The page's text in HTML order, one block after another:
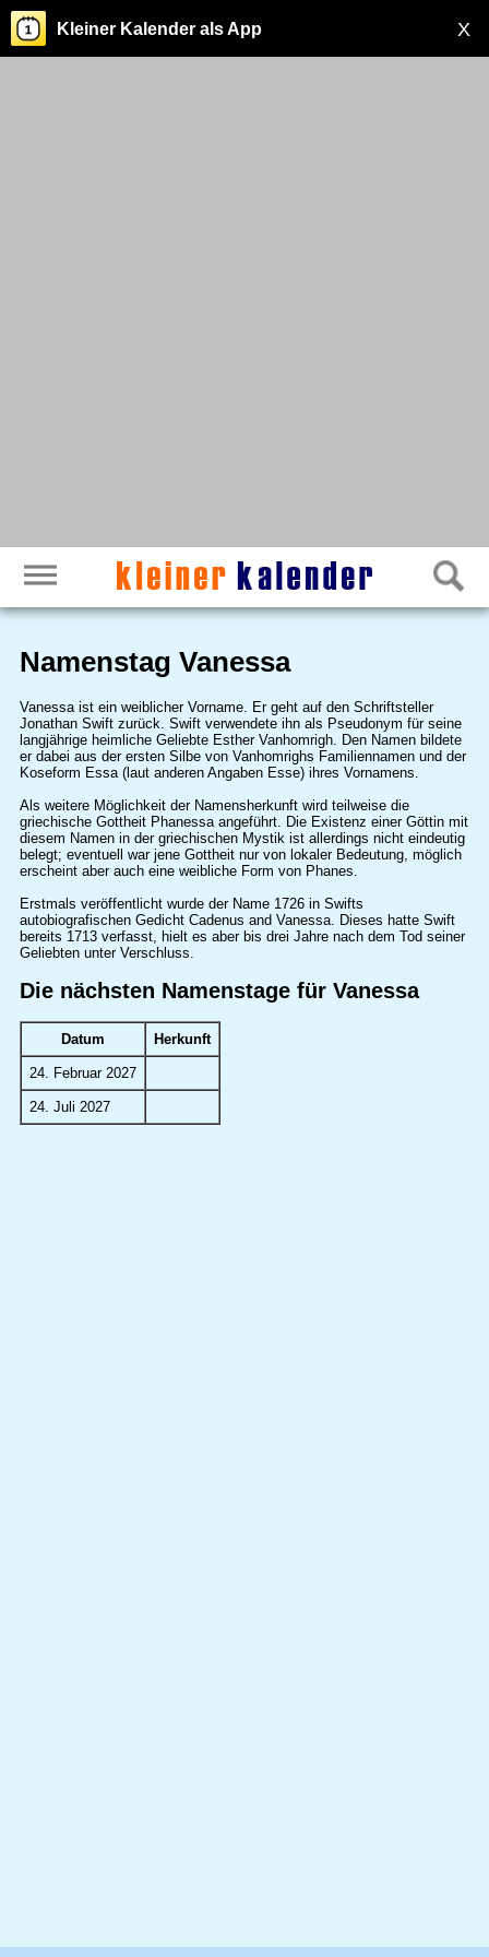
X
Kleiner Kalender als App
Namenstag Vanessa
Vanessa ist ein weiblicher Vorname. Er geht auf den Schriftsteller
Jonathan Swift zurück. Swift verwendete ihn als Pseudonym für seine
langjährige heimliche Geliebte Esther Vanhomrigh. Den Namen bildete
er dabei aus der ersten Silbe von Vanhomrighs Familiennamen und der
Koseform Essa (laut anderen Angaben Esse) ihres Vornamens.
Als weitere Möglichkeit der Namensherkunft wird teilweise die
griechische Gottheit Phanessa angeführt. Die Existenz einer Göttin mit
diesem Namen in der griechischen Mystik ist allerdings nicht eindeutig
belegt; eventuell war jene Gottheit nur von lokaler Bedeutung, möglich
erscheint aber auch eine weibliche Form von Phanes.
Erstmals veröffentlicht wurde der Name 1726 in Swifts
autobiografischen Gedicht Cadenus and Vanessa. Dieses hatte Swift
bereits 1713 verfasst, hielt es aber bis drei Jahre nach dem Tod seiner
Geliebten unter Verschluss.
Die nächsten Namenstage für Vanessa
Datum Herkunft
24. Februar 2027
24. Juli 2027